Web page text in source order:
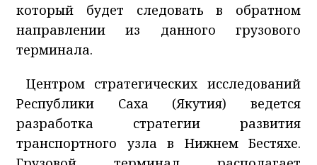
который будет следовать в обратном
направлении из данного грузового
терминала.
Центром стратегических исследований
Республики Саха (Якутия) ведется
разработка стратегии развития
транспортного узла в Нижнем Бестяхе.